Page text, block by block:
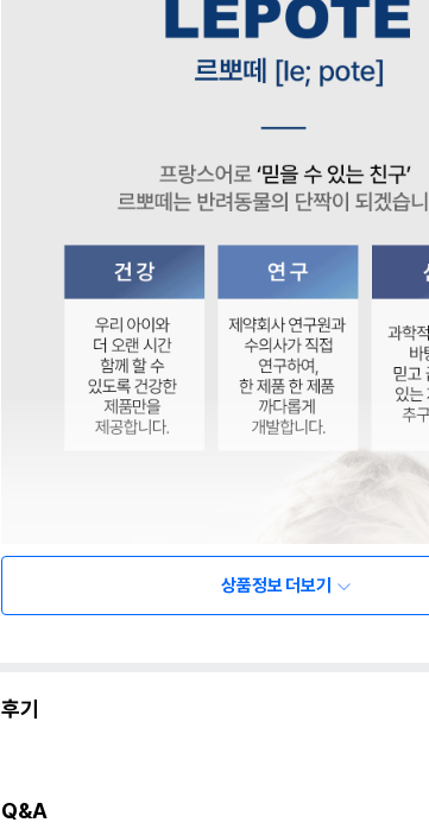
상품정보 더보기
후기
Q&A